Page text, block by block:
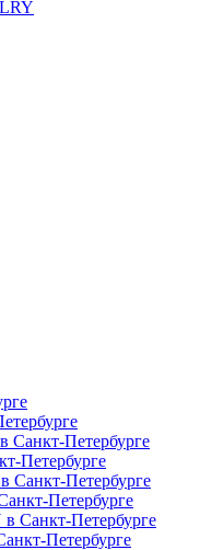
Санкт-Петербурге
Петербурге
Санкт-Петербурге
Петербурге
Санкт-Петербурге
Петербурге